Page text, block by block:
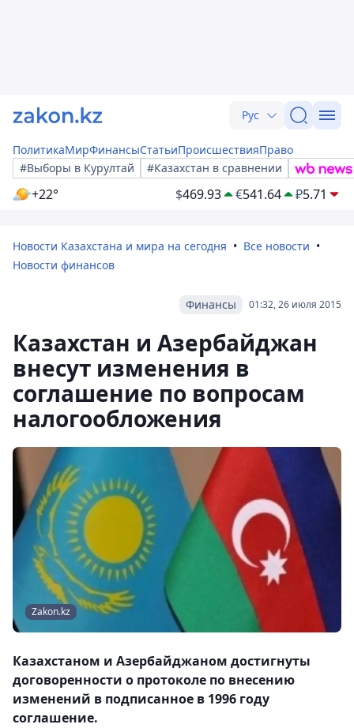
Рус
ПолитикаМирФинансыСтатьиПроисшествияПраво
#Выборы в Курултай
#Казахстан в сравнении
+22° $469.93 €541.64 ₽5.71
Новости Казахстана и мира на сегодня
Все новости
Новости финансов
01:32, 26 июля 2015
Финансы
Казахстан и Азербайджан
внесут изменения в
соглашение по вопросам
налогообложения
Zakon.kz
Казахстаном и Азербайджаном достигнуты
договоренности о протоколе по внесению
изменений в подписанное в 1996 году
соглашение.